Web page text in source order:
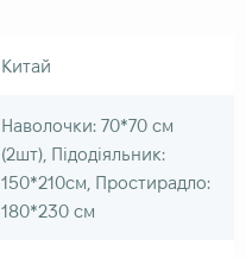
Китай
Наволочки: 70*70 см
(2шт), Підодіяльник:
150*210см, Простирадло:
180*230 см